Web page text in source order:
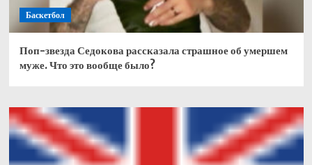
Баскетбол
Поп-звезда Седокова рассказала страшное об умершем
муже. Что это вообще было?